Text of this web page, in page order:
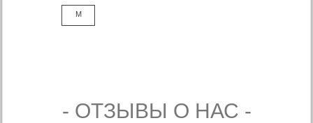
M
- ОТЗЫВЫ О НАС -